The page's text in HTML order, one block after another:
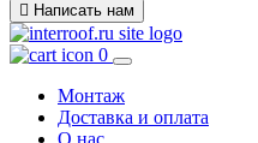
Написать нам
0
Монтаж
Доставка и оплата
О нас